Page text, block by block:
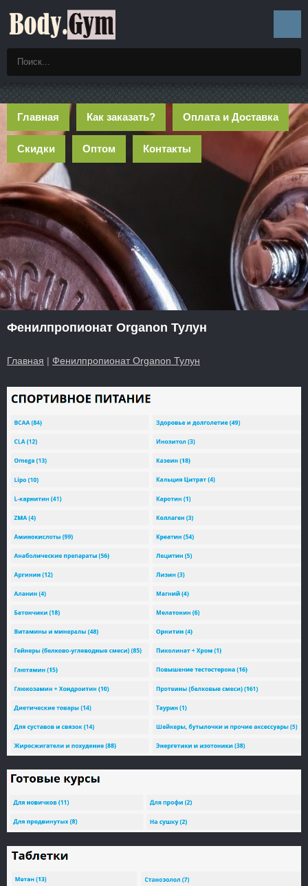
Главная Как заказать? Оплата и Доставка
Скидки Оптом Контакты
Фенилпропионат Organon Тулун
Главная | Фенилпропионат Organon Тулун